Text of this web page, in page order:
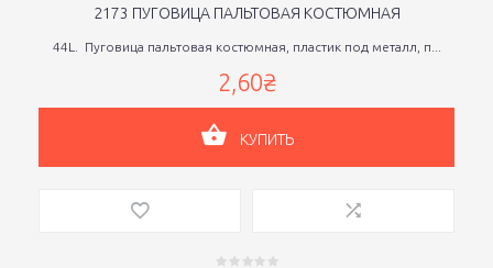
2173 ПУГОВИЦА ПАЛЬТОВАЯ КОСТЮМНАЯ
44L. Пуговица пальтовая костюмная, пластик под металл, п...
2,60₴
КУПИТЬ